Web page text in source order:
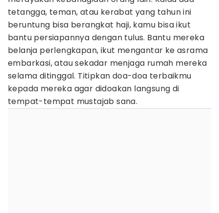
tetangga, teman, atau kerabat yang tahun ini
beruntung bisa berangkat haji, kamu bisa ikut
bantu persiapannya dengan tulus. Bantu mereka
belanja perlengkapan, ikut mengantar ke asrama
embarkasi, atau sekadar menjaga rumah mereka
selama ditinggal. Titipkan doa-doa terbaikmu
kepada mereka agar didoakan langsung di
tempat-tempat mustajab sana.